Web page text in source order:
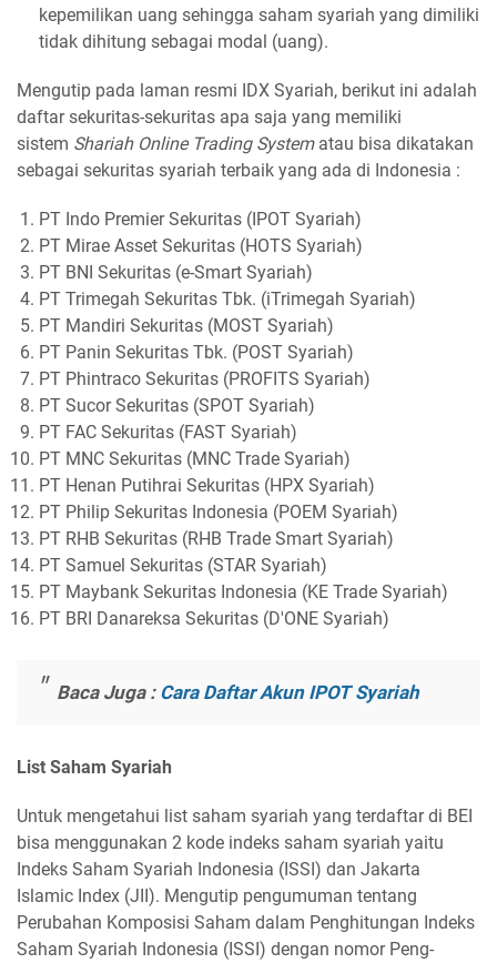
kepemilikan uang sehingga saham syariah yang dimiliki
tidak dihitung sebagai modal (uang).
Mengutip pada laman resmi IDX Syariah, berikut ini adalah
daftar sekuritas-sekuritas apa saja yang memiliki
sistem Shariah Online Trading System atau bisa dikatakan
sebagai sekuritas syariah terbaik yang ada di Indonesia :
PT Indo Premier Sekuritas (IPOT Syariah)
PT Mirae Asset Sekuritas (HOTS Syariah)
PT BNI Sekuritas (e-Smart Syariah)
PT Trimegah Sekuritas Tbk. (iTrimegah Syariah)
PT Mandiri Sekuritas (MOST Syariah)
PT Panin Sekuritas Tbk. (POST Syariah)
PT Phintraco Sekuritas (PROFITS Syariah)
PT Sucor Sekuritas (SPOT Syariah)
PT FAC Sekuritas (FAST Syariah)
PT MNC Sekuritas (MNC Trade Syariah)
PT Henan Putihrai Sekuritas (HPX Syariah)
PT Philip Sekuritas Indonesia (POEM Syariah)
PT RHB Sekuritas (RHB Trade Smart Syariah)
PT Samuel Sekuritas (STAR Syariah)
PT Maybank Sekuritas Indonesia (KE Trade Syariah)
PT BRI Danareksa Sekuritas (D'ONE Syariah)
Baca Juga : Cara Daftar Akun IPOT Syariah
List Saham Syariah
Untuk mengetahui list saham syariah yang terdaftar di BEI
bisa menggunakan 2 kode indeks saham syariah yaitu
Indeks Saham Syariah Indonesia (ISSI) dan Jakarta
Islamic Index (JII). Mengutip pengumuman tentang
Perubahan Komposisi Saham dalam Penghitungan Indeks
Saham Syariah Indonesia (ISSI) dengan nomor Peng-